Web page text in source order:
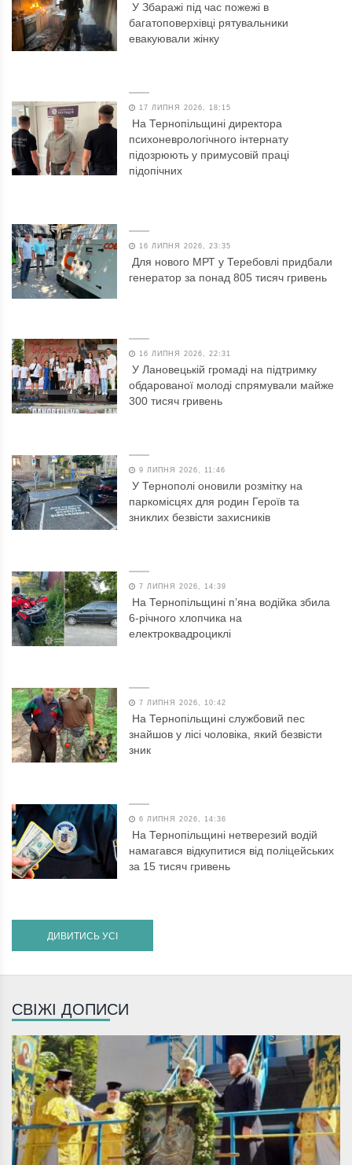
У Збаражі під час пожежі в
багатоповерхівці рятувальники
евакуювали жінку
17 ЛИПНЯ 2026, 18:15
На Тернопільщині директора
психоневрологічного інтернату
підозрюють у примусовій праці
підопічних
16 ЛИПНЯ 2026, 23:35
Для нового МРТ у Теребовлі придбали
генератор за понад 805 тисяч гривень
16 ЛИПНЯ 2026, 22:31
У Лановецькій громаді на підтримку
обдарованої молоді спрямували майже
300 тисяч гривень
9 ЛИПНЯ 2026, 11:46
У Тернополі оновили розмітку на
паркомісцях для родин Героїв та
зниклих безвісти захисників
7 ЛИПНЯ 2026, 14:39
На Тернопільщині п’яна водійка збила
6-річного хлопчика на
електроквадроциклі
7 ЛИПНЯ 2026, 10:42
На Тернопільщині службовий пес
знайшов у лісі чоловіка, який безвісти
зник
6 ЛИПНЯ 2026, 14:36
На Тернопільщині нетверезий водій
намагався відкупитися від поліцейських
за 15 тисяч гривень
ДИВИТИСЬ УСІ
СВІЖІ ДОПИСИ